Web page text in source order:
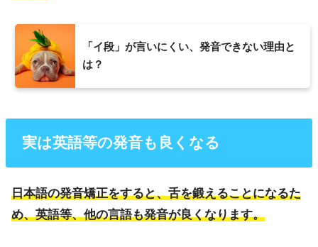
「イ段」が言いにくい、発音できない理由と
は？
実は英語等の発音も良くなる
日本語の発音矯正をすると、舌を鍛えることになるた
め、英語等、他の言語も発音が良くなります。